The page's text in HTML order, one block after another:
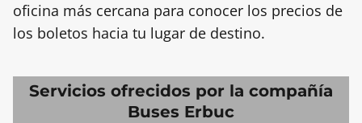
oficina más cercana para conocer los precios de
los boletos hacia tu lugar de destino.
Servicios ofrecidos por la compañía
Buses Erbuc